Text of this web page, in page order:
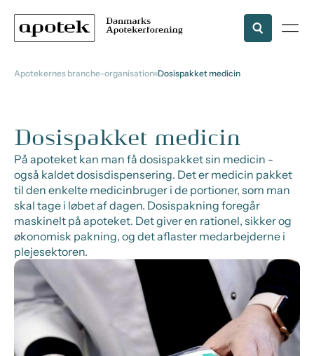
Apotekernes branche-organisation Dosispakket medicin
Dosispakket medicin
På apoteket kan man få dosispakket sin medicin -
også kaldet dosisdispensering. Det er medicin pakket
til den enkelte medicinbruger i de portioner, som man
skal tage i løbet af dagen. Dosispakning foregår
maskinelt på apoteket. Det giver en rationel, sikker og
økonomisk pakning, og det aflaster medarbejderne i
plejesektoren.